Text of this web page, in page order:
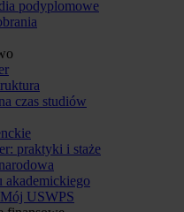
podyplomowe
czas studiów
praktyki i staże
akademickiego
USWPS